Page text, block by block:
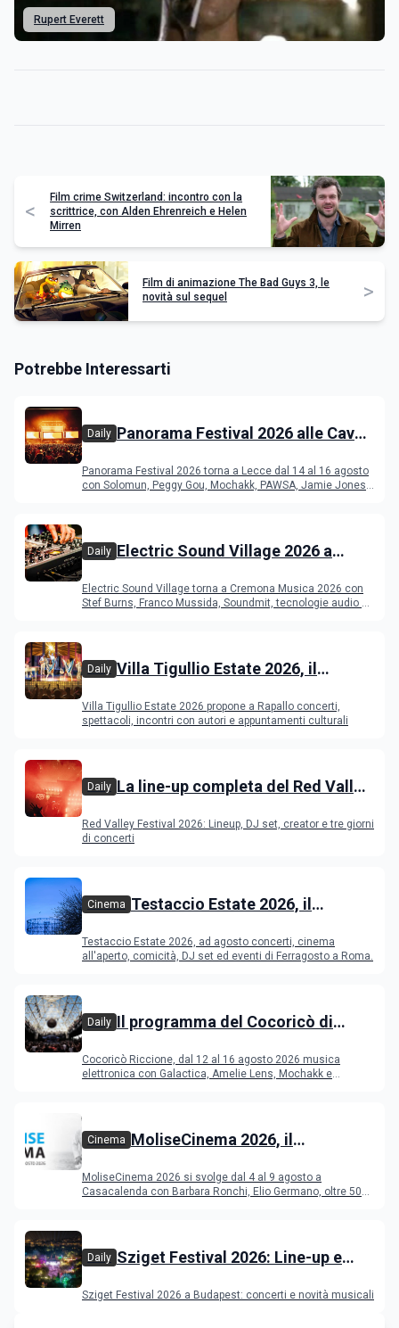
Rupert Everett
<
Film crime Switzerland: incontro con la
scrittrice, con Alden Ehrenreich e Helen
Mirren
Film di animazione The Bad Guys 3, le
novità sul sequel
>
Potrebbe Interessarti
Daily Panorama Festival 2026 alle Cave
programma
Panorama Festival 2026 torna a Lecce dal 14 al 16 agosto
con Solomun, Peggy Gou, Mochakk, PAWSA, Jamie Jones
Daily Electric Sound Village 2026 a
Young Band Contest, il programma
Electric Sound Village torna a Cremona Musica 2026 con
Stef Burns, Franco Mussida, Soundmit, tecnologie audio e
Daily Villa Tigullio Estate 2026, il
Villa Tigullio Estate 2026 propone a Rapallo concerti,
spettacoli, incontri con autori e appuntamenti culturali
Daily La line-up completa del Red Valley
Red Valley Festival 2026: Lineup, DJ set, creator e tre giorni
di concerti
Cinema Testaccio Estate 2026, il
Ferragosto
Testaccio Estate 2026, ad agosto concerti, cinema
all'aperto, comicità, DJ set ed eventi di Ferragosto a Roma.
Daily Il programma del Cocoricò di
Cocoricò Riccione, dal 12 al 16 agosto 2026 musica
elettronica con Galactica, Amelie Lens, Mochakk e
Cinema MoliseCinema 2026, il
MoliseCinema 2026 si svolge dal 4 al 9 agosto a
Casacalenda con Barbara Ronchi, Elio Germano, oltre 50
Daily Sziget Festival 2026: Line-up e
Sziget Festival 2026 a Budapest: concerti e novità musicali